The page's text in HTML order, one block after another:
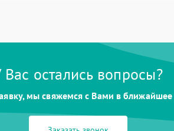
защиты от
60 мин 1
системы защиты от
60 мин
Вас остались вопросы?
мы свяжемся с Вами в